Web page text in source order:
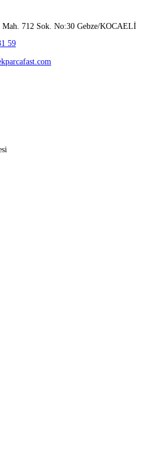
Mah. 712 Sok. No:30 Gebze/KOCAELİ
59